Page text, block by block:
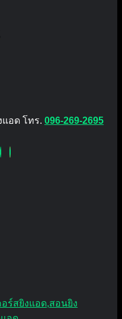
แอด โทร. 096-269-2695